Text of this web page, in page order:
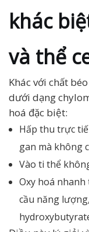
khác
và thể
Khác với chất
dưới dạng
hoá đặc biệt:
Hấp thu trực
gan mà không
Vào ti thể
Oxy hoá
cầu năng